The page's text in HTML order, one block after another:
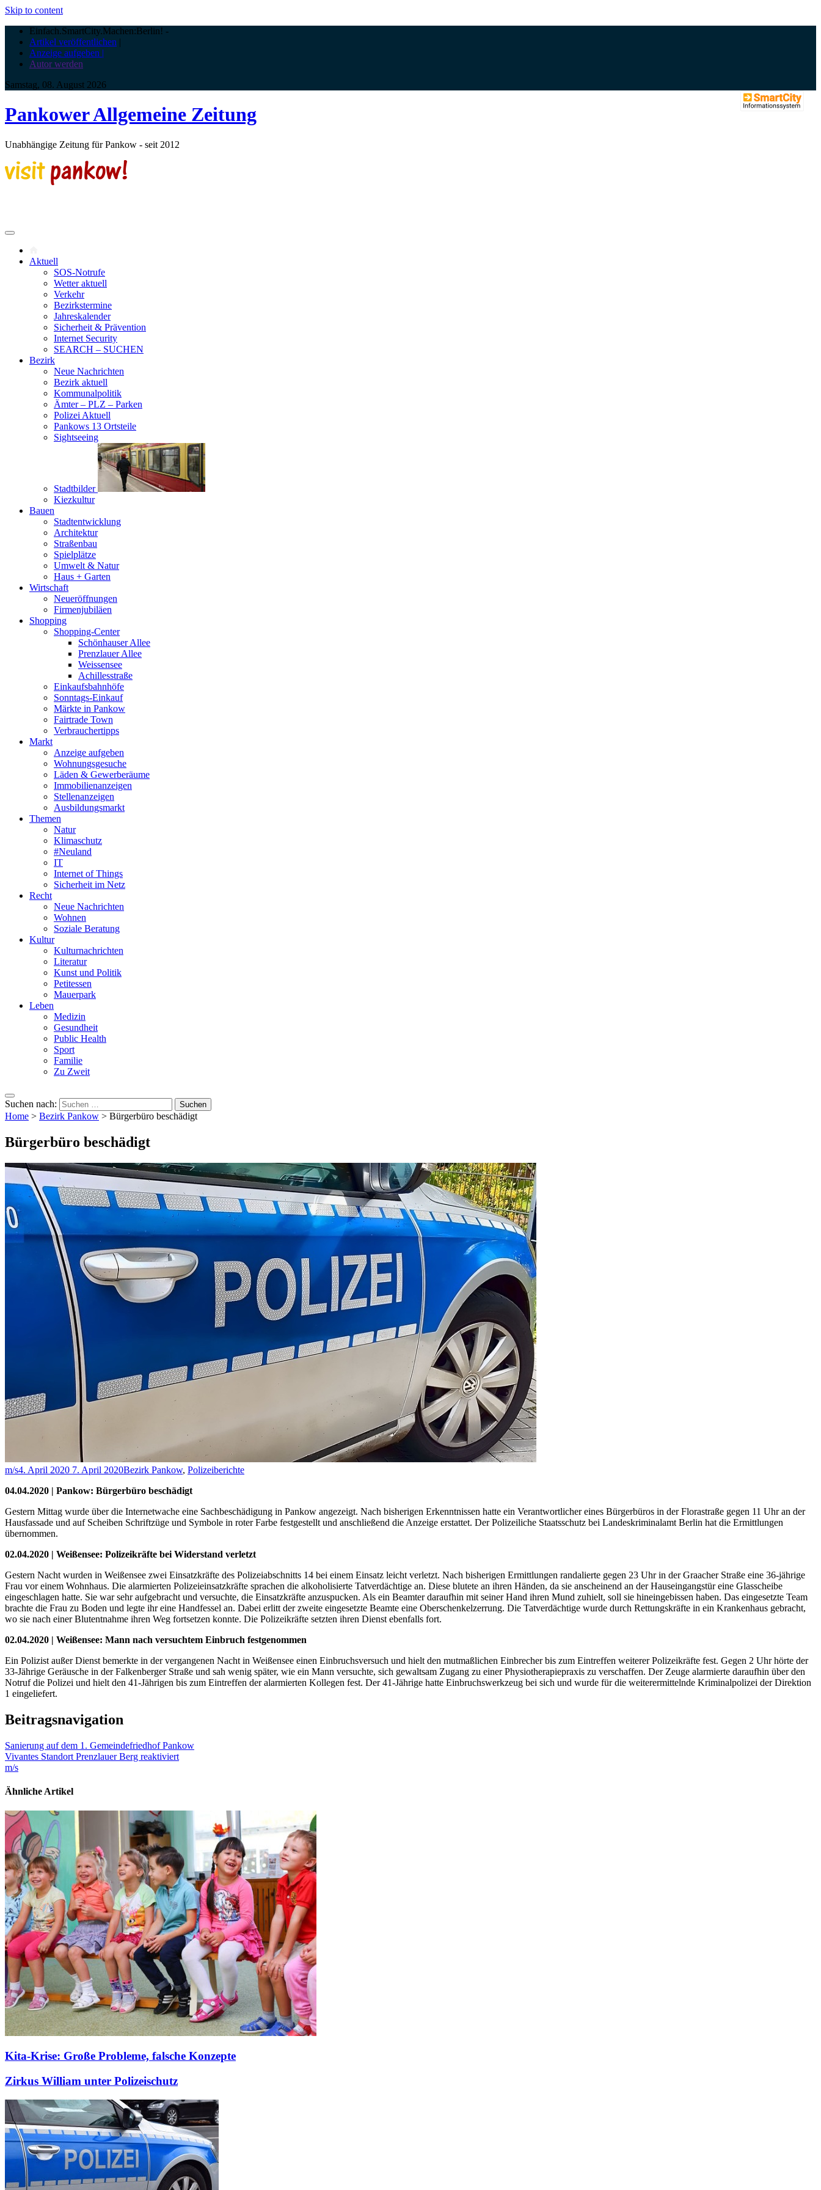
Skip to content
Einfach.SmartCity.Machen:Berlin! -
Artikel veröffentlichen |
Anzeige aufgeben |
Autor werden
Samstag, 08. August 2026
Pankower Allgemeine Zeitung
Unabhängige Zeitung für Pankow - seit 2012
Aktuell
SOS-Notrufe
Wetter aktuell
Verkehr
Bezirkstermine
Jahreskalender
Sicherheit & Prävention
Internet Security
SEARCH – SUCHEN
Bezirk
Neue Nachrichten
Bezirk aktuell
Kommunalpolitik
Ämter – PLZ – Parken
Polizei Aktuell
Pankows 13 Ortsteile
Sightseeing
Stadtbilder
Kiezkultur
Bauen
Stadtentwicklung
Architektur
Straßenbau
Spielplätze
Umwelt & Natur
Haus + Garten
Wirtschaft
Neueröffnungen
Firmenjubiläen
Shopping
Shopping-Center
Schönhauser Allee
Prenzlauer Allee
Weissensee
Achillesstraße
Einkaufsbahnhöfe
Sonntags-Einkauf
Märkte in Pankow
Fairtrade Town
Verbrauchertipps
Markt
Anzeige aufgeben
Wohnungsgesuche
Läden & Gewerberäume
Immobilienanzeigen
Stellenanzeigen
Ausbildungsmarkt
Themen
Natur
Klimaschutz
#Neuland
IT
Internet of Things
Sicherheit im Netz
Recht
Neue Nachrichten
Wohnen
Soziale Beratung
Kultur
Kulturnachrichten
Literatur
Kunst und Politik
Petitessen
Mauerpark
Leben
Medizin
Gesundheit
Public Health
Sport
Familie
Zu Zweit
Suchen nach:
Home > Bezirk Pankow > Bürgerbüro beschädigt
Bürgerbüro beschädigt
m/s4. April 2020 7. April 2020Bezirk Pankow, Polizeiberichte
04.04.2020 | Pankow: Bürgerbüro beschädigt
Gestern Mittag wurde über die Internetwache eine Sachbeschädigung in Pankow angezeigt. Nach bisherigen Erkenntnissen hatte ein Verantwortlicher eines Bürgerbüros in der Florastraße gegen 11 Uhr an der
Hausfassade und auf Scheiben Schriftzüge und Symbole in roter Farbe festgestellt und anschließend die Anzeige erstattet. Der Polizeiliche Staatsschutz bei Landeskriminalamt Berlin hat die Ermittlungen
übernommen.
02.04.2020 | Weißensee: Polizeikräfte bei Widerstand verletzt
Gestern Nacht wurden in Weißensee zwei Einsatzkräfte des Polizeiabschnitts 14 bei einem Einsatz leicht verletzt. Nach bisherigen Ermittlungen randalierte gegen 23 Uhr in der Graacher Straße eine 36-jährige
Frau vor einem Wohnhaus. Die alarmierten Polizeieinsatzkräfte sprachen die alkoholisierte Tatverdächtige an. Diese blutete an ihren Händen, da sie anscheinend an der Hauseingangstür eine Glasscheibe
eingeschlagen hatte. Sie war sehr aufgebracht und versuchte, die Einsatzkräfte anzuspucken. Als ein Beamter daraufhin mit seiner Hand ihren Mund zuhielt, soll sie hineingebissen haben. Das eingesetzte Team
brachte die Frau zu Boden und legte ihr eine Handfessel an. Dabei erlitt der zweite eingesetzte Beamte eine Oberschenkelzerrung. Die Tatverdächtige wurde durch Rettungskräfte in ein Krankenhaus gebracht,
wo sie nach einer Blutentnahme ihren Weg fortsetzen konnte. Die Polizeikräfte setzten ihren Dienst ebenfalls fort.
02.04.2020 | Weißensee: Mann nach versuchtem Einbruch festgenommen
Ein Polizist außer Dienst bemerkte in der vergangenen Nacht in Weißensee einen Einbruchsversuch und hielt den mutmaßlichen Einbrecher bis zum Eintreffen weiterer Polizeikräfte fest. Gegen 2 Uhr hörte der
33-Jährige Geräusche in der Falkenberger Straße und sah wenig später, wie ein Mann versuchte, sich gewaltsam Zugang zu einer Physiotherapiepraxis zu verschaffen. Der Zeuge alarmierte daraufhin über den
Notruf die Polizei und hielt den 41-Jährigen bis zum Eintreffen der alarmierten Kollegen fest. Der 41-Jährige hatte Einbruchswerkzeug bei sich und wurde für die weiterermittelnde Kriminalpolizei der Direktion
1 eingeliefert.
Beitragsnavigation
Sanierung auf dem 1. Gemeindefriedhof Pankow
Vivantes Standort Prenzlauer Berg reaktiviert
m/s
Ähnliche Artikel
Kita-Krise: Große Probleme, falsche Konzepte
Zirkus William unter Polizeischutz